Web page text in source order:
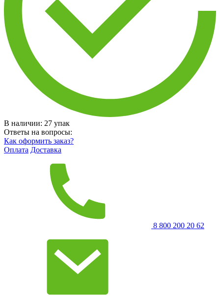
В наличии: 27 упак
Ответы на вопросы:
Как оформить заказ?
Оплата Доставка
8 800 200 20 62